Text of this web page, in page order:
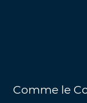
Comme le